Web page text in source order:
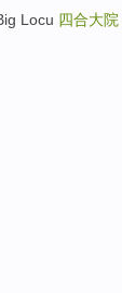
Locu 四合大院